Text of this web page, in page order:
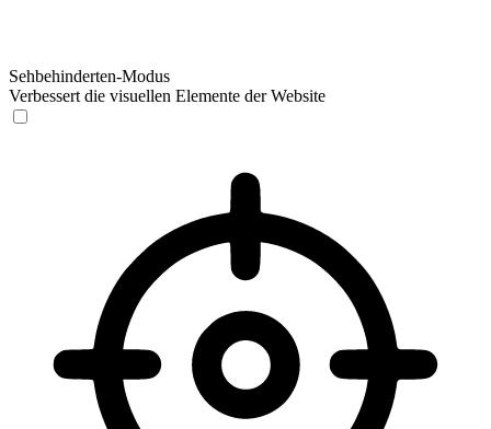
Sehbehinderten-Modus
Verbessert die visuellen Elemente der Website